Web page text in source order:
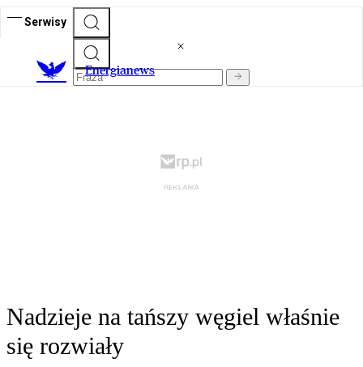
Serwisy
Energianews
Nadzieje na tańszy węgiel właśnie
się rozwiały